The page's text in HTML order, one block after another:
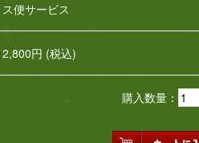
ス便サービス
2,800円 (税込)
購入数量：